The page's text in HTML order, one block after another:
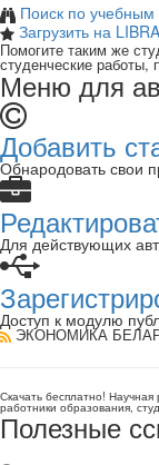
Поиск по учебным
Загрузить на
Помогите таким же
студенческие работы,
Меню для
Добавить
Обнародовать свои
Для действующих
Доступ к модулю
ЭКОНОМИКА
Скачать бесплатно! Научная
работники образования,
Полезные